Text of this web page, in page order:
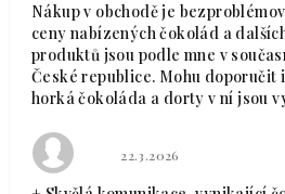
Nákup v obchodě je
ceny nabízených čokolád a
produktů jsou podle mne v
České republice. Mohu doporučit
horká čokoláda a dorty v ní jsou
Hodnocení obchodu je
22.3.2026